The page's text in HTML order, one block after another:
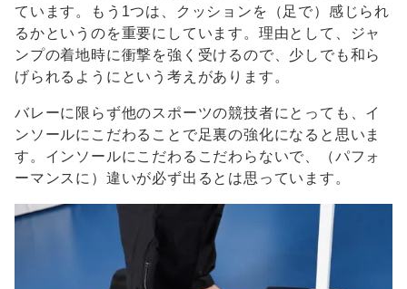
ています。もう1つは、クッションを（足で）感じられ
るかというのを重要にしています。理由として、ジャ
ンプの着地時に衝撃を強く受けるので、少しでも和ら
げられるようにという考えがあります。
バレーに限らず他のスポーツの競技者にとっても、イ
ンソールにこだわることで足裏の強化になると思いま
す。インソールにこだわるこだわらないで、（パフォ
ーマンスに）違いが必ず出るとは思っています。